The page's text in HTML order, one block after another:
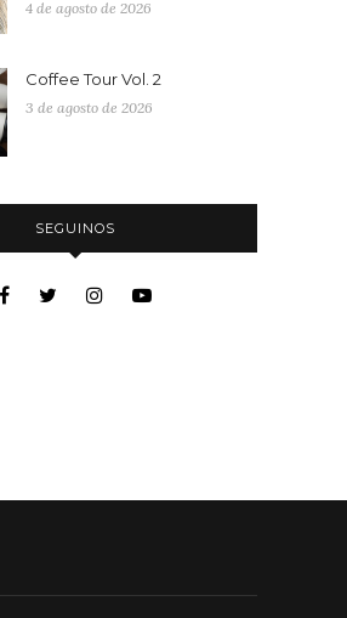
4 de agosto de 2026
Coffee Tour Vol. 2
3 de agosto de 2026
SEGUINOS